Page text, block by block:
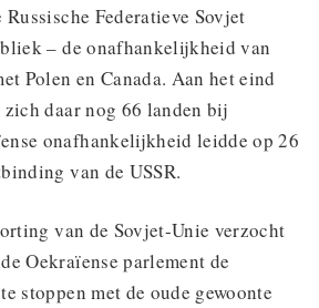
Federatieve Sovjet
– de onafhankelijkheid van
Polen en Canada. Aan het eind
daar nog 66 landen bij
onafhankelijkheid leidde op 26
van de USSR.
van de Sovjet-Unie verzocht
Oekraïense parlement de
stoppen met de oude gewoonte